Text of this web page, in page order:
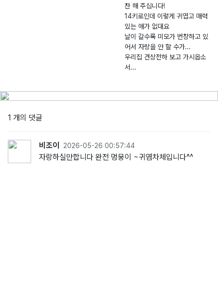
0
1
0
6
찬 해 주십니다!
14키로인데 이렇게 귀엽고 매력
있는 애가 없대요
날이 갈수록 미모가 번창하고 있
어서 자랑을 안 할 수가...
우리집 견상전하 보고 가시옵소
서...
1 개의 댓글
비조이 2026-05-26 00:57:44
자랑하실만합니다 완전 멍뭉이 ~귀염차체입니다^^